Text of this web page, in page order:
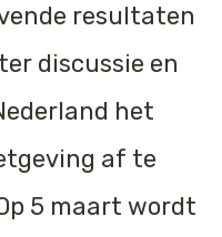
resultaten
discussie en
het
af te
5 maart wordt